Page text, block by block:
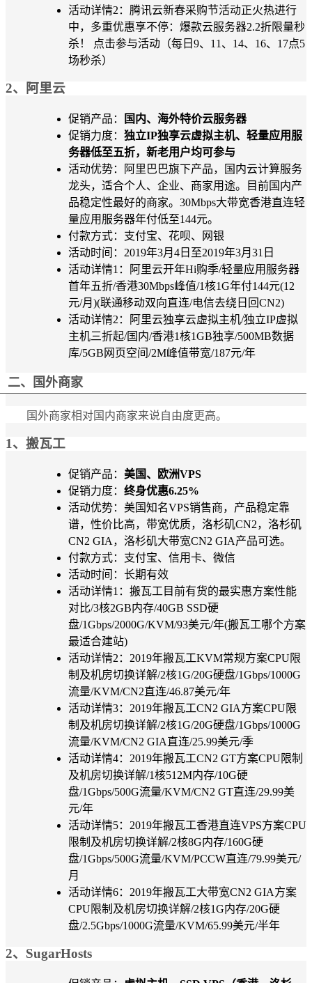
活动详情2：腾讯云新春采购节活动正火热进行
中，多重优惠享不停：爆款云服务器2.2折限量秒
杀！ 点击参与活动（每日9、11、14、16、17点5
场秒杀）
2、阿里云
促销产品：
国内、海外特价云服务器
促销力度： 独立IP独享云虚拟主机、轻量应用服
务器低至五折，新老用户均可参与
活动优势：阿里巴巴旗下产品，国内云计算服务
龙头，适合个人、企业、商家用途。目前国内产
品稳定性最好的商家。30Mbps大带宽香港直连轻
量应用服务器年付低至144元。
付款方式：支付宝、花呗、网银
活动时间：2019年3月4日至2019年3月31日
活动详情1：阿里云开年Hi购季/轻量应用服务器
首年五折/香港30Mbps峰值/1核1G年付144元(12
元/月)(联通移动双向直连/电信去绕日回CN2)
活动详情2：阿里云独享云虚拟主机/独立IP虚拟
主机三折起/国内/香港1核1GB独享/500MB数据
库/5GB网页空间/2M峰值带宽/187元/年
二、国外商家
国外商家相对国内商家来说自由度更高。
1、搬瓦工
促销产品： 美国、欧洲VPS
促销力度： 终身优惠6.25%
活动优势：美国知名VPS销售商，产品稳定靠
谱，性价比高，带宽优质，洛杉矶CN2，洛杉矶
CN2 GIA，洛杉矶大带宽CN2 GIA产品可选。
付款方式：支付宝、信用卡、微信
活动时间：长期有效
活动详情1：搬瓦工目前有货的最实惠方案性能
对比/3核2GB内存/40GB SSD硬
盘/1Gbps/2000G/KVM/93美元/年(搬瓦工哪个方案
最适合建站)
活动详情2：2019年搬瓦工KVM常规方案CPU限
制及机房切换详解/2核1G/20G硬盘/1Gbps/1000G
流量/KVM/CN2直连/46.87美元/年
活动详情3：2019年搬瓦工CN2 GIA方案CPU限
制及机房切换详解/2核1G/20G硬盘/1Gbps/1000G
流量/KVM/CN2 GIA直连/25.99美元/季
活动详情4：2019年搬瓦工CN2 GT方案CPU限制
及机房切换详解/1核512M内存/10G硬
盘/1Gbps/500G流量/KVM/CN2 GT直连/29.99美
元/年
活动详情5：2019年搬瓦工香港直连VPS方案CPU
限制及机房切换详解/2核8G内存/160G硬
盘/1Gbps/500G流量/KVM/PCCW直连/79.99美元/
月
活动详情6：2019年搬瓦工大带宽CN2 GIA方案
CPU限制及机房切换详解/2核1G内存/20G硬
盘/2.5Gbps/1000G流量/KVM/65.99美元/半年
2、SugarHosts